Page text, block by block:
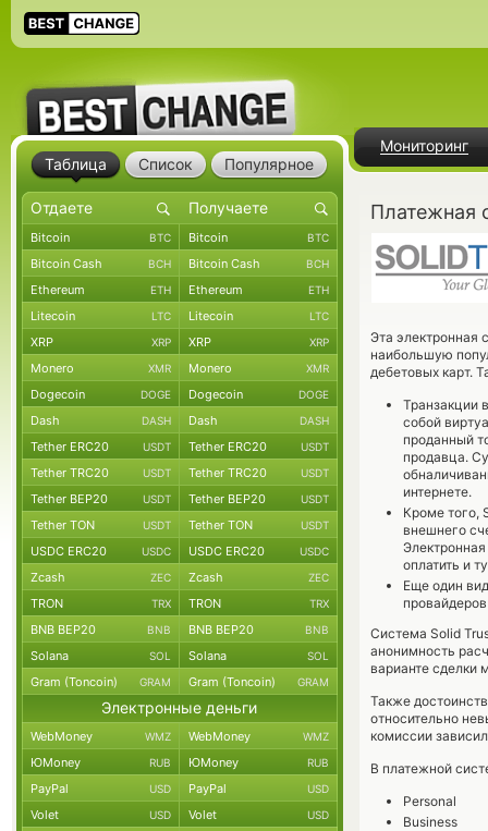
Мониторинг
Платежная
Эта электронная
наибольшую
дебетовых карт.
Транзакции
собой
проданный
продавца.
интернете.
Кроме того,
внешнего
оплатить и
Еще один
Система Solid
анонимность
варианте сделки
Также
относительно
комиссии
В платежной
Personal
Business
Таблица Список Популярное
Bitcoin BTC Bitcoin BTC
Bitcoin Cash BCH Bitcoin Cash BCH
Ethereum ETH Ethereum ETH
Litecoin LTC Litecoin LTC
XRP XRP XRP XRP
Monero XMR Monero XMR
Dogecoin DOGE Dogecoin DOGE
Dash DASH Dash DASH
Tether ERC20 USDT Tether ERC20 USDT
Tether TRC20 USDT Tether TRC20 USDT
Tether BEP20 USDT Tether BEP20 USDT
Tether TON USDT Tether TON USDT
USDC ERC20 USDC USDC ERC20 USDC
Zcash ZEC Zcash ZEC
TRON TRX TRON TRX
BNB BEP20 BNB BNB BEP20 BNB
Solana SOL Solana SOL
Gram (Toncoin) GRAM Gram (Toncoin) GRAM
Электронные деньги
WebMoney WMZ WebMoney WMZ
ЮMoney RUB ЮMoney RUB
PayPal USD PayPal USD
Volet USD Volet USD